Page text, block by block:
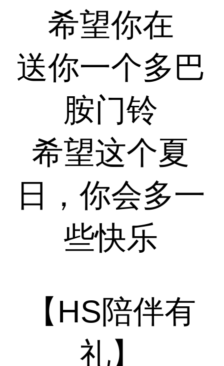
希望你在
送你一个多巴
胺门铃
希望这个夏
日，你会多一
些快乐
【HS陪伴有
礼】